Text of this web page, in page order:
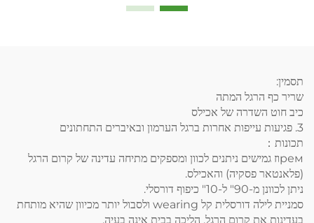
תסמין:
שריר כף הרגל המתה
כיב חוט השדרה של אכילס
3. פגיעות עייפות אחרות ברגל הערמון ובאיברים התחתונים
תכונות：
ремוז גמישים ניתנים לכוון ומספקים מתיחה עדינה של קרום הרגל
(פלאנטאר פסקיה) והאכילס.
ניתן לכוונן מ-90" ל-10" כיפוף דורסלי.
סמניית לילה דורסלית קל wearing ולסבול יותר מכיוון שהיא מותחת
בעדינות את קרום הרגל. הליכה בבית אינה בעיה.